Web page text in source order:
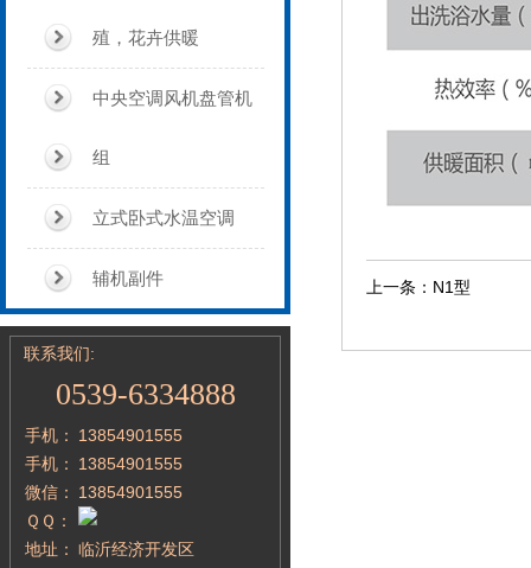
殖，花卉供暖
中央空调风机盘管机
组
立式卧式水温空调
辅机副件
联系我们:
0539-6334888
手机：
13854901555
手机：
13854901555
微信：
13854901555
ＱＱ：
地址： 临沂经济开发区
上一条： N1型